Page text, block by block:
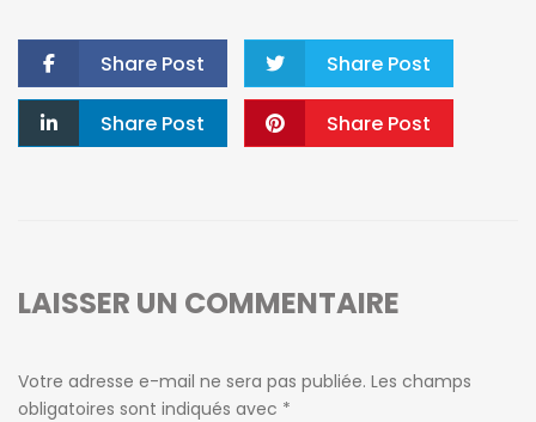
Share Post Share Post
Share Post Share Post
LAISSER UN COMMENTAIRE
Votre adresse e-mail ne sera pas publiée. Les champs
obligatoires sont indiqués avec *